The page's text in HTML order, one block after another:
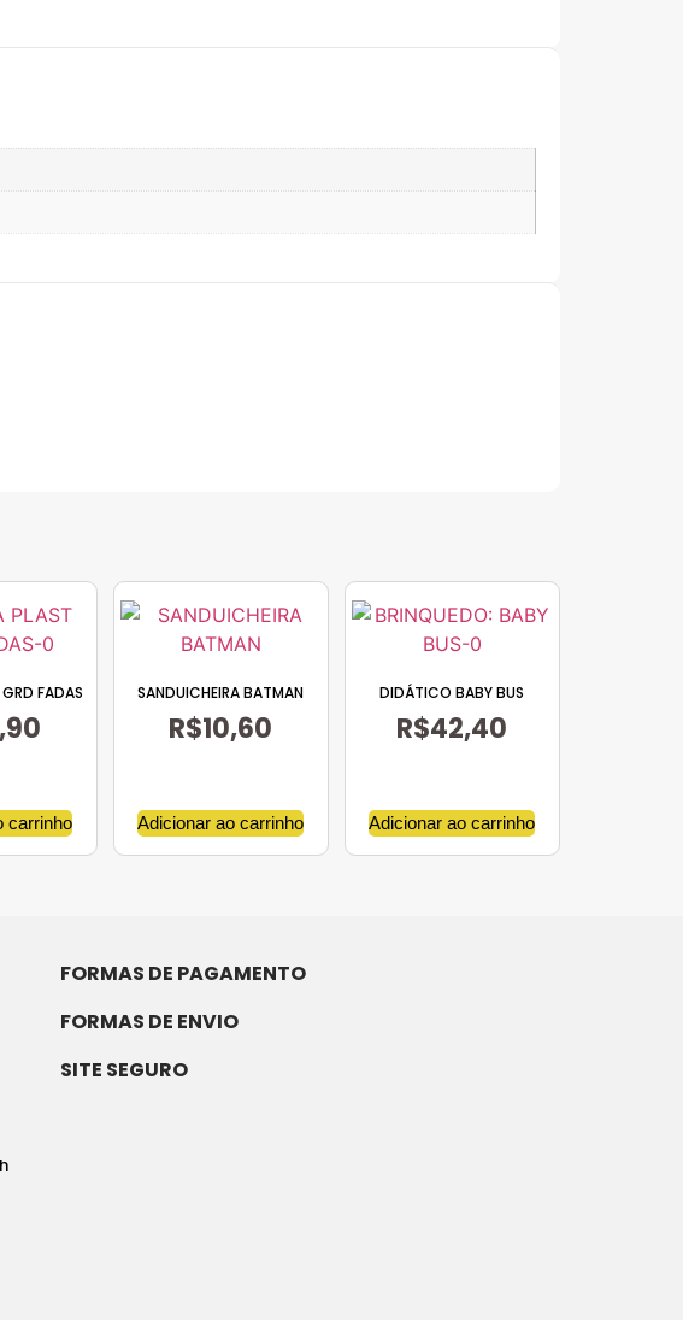
FADAS
carrinho
SANDUICHEIRA BATMAN
R$10,60
Adicionar ao carrinho
DIDÁTICO BABY BUS
R$42,40
Adicionar ao carrinho
FORMAS DE PAGAMENTO
FORMAS DE ENVIO
SITE SEGURO